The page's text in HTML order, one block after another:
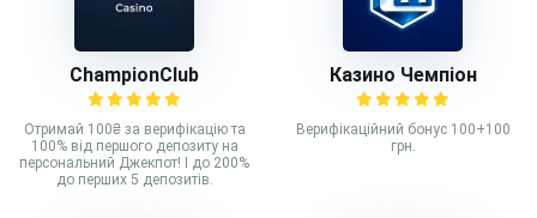
ChampionClub
Отримай 100₴ за верифікацію та
100% від першого депозиту на
персональний Джекпот! І до 200%
до перших 5 депозитів.
Казино Чемпіон
Верифікаційний бонус 100+100
грн.